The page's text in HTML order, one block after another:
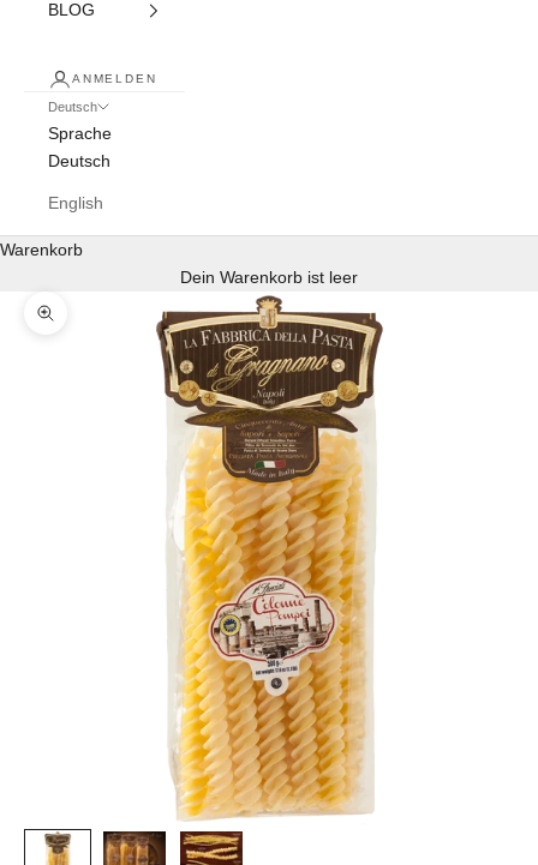
BLOG
ANMELDEN
Deutsch
Sprache
Deutsch
English
Warenkorb
Dein Warenkorb ist leer
Bild vergrößern